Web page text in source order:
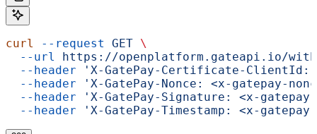
curl --request GET \
  --url
https://openplatform.gateapi.io/
  --header
'X-GatePay-Certificate-
  --header
'X-GatePay-Nonce: <x-gatepay-
  --header
'X-GatePay-Signature: <x-
  --header
'X-GatePay-Timestamp: <x-